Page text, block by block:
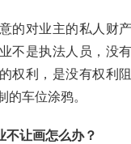
的对业主的私人财
不是执法人员，没有
权利，是没有权利
的车位涂鸦。
不让画怎么办？